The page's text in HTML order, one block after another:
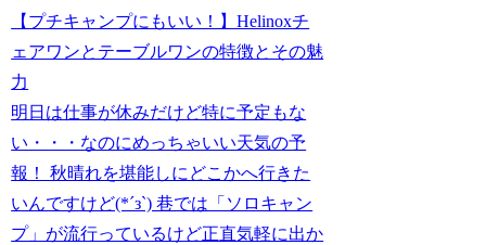
【プチキャンプにもいい！】Helinoxチ
ェアワンとテーブルワンの特徴とその魅
力
明日は仕事が休みだけど特に予定もな
い・・・なのにめっちゃいい天気の予
報！ 秋晴れを堪能しにどこかへ行きた
いんですけど(*´з`) 巷では「ソロキャン
プ」が流行っているけど正直気軽に出か